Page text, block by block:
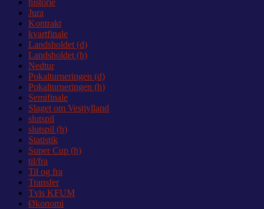
Jura
Kontrakt
kvartfinale
Landsholdet (d)
Landsholdet (h)
Nedtur
Pokalturneringen (d)
Pokalturneringen (h)
Semifinale
Slaget om Vestjylland
slutspil
slutspil (h)
Statistik
Super Cup (h)
til/fra
Til og fra
Transfer
Tvis KFUM
Økonomi